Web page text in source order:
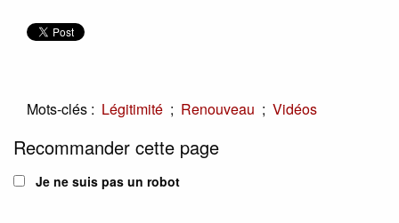
Mots-clés : Légitimité ; Renouveau ; Vidéos
Recommander cette page
Je ne suis pas un robot